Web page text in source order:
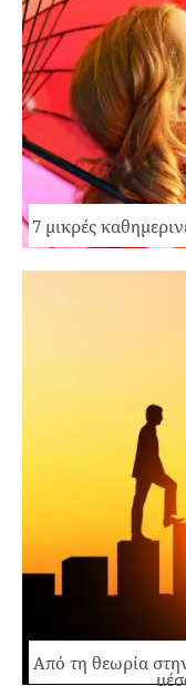
7 μικρές
Από τη θεωρία